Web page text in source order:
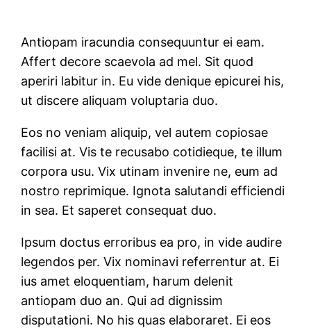
Antiopam iracundia consequuntur ei eam.
Affert decore scaevola ad mel. Sit quod
aperiri labitur in. Eu vide denique epicurei his,
ut discere aliquam voluptaria duo.
Eos no veniam aliquip, vel autem copiosae
facilisi at. Vis te recusabo cotidieque, te illum
corpora usu. Vix utinam invenire ne, eum ad
nostro reprimique. Ignota salutandi efficiendi
in sea. Et saperet consequat duo.
Ipsum doctus erroribus ea pro, in vide audire
legendos per. Vix nominavi referrentur at. Ei
ius amet eloquentiam, harum delenit
antiopam duo an. Qui ad dignissim
disputationi. No his quas elaboraret. Ei eos